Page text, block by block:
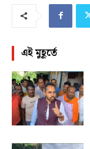
এই মুহূর্তে